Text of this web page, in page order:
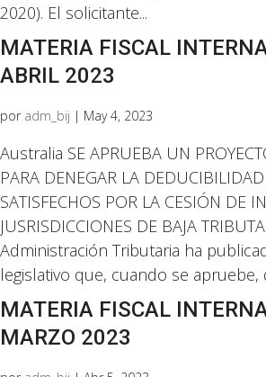
2020). El solicitante...
MATERIA FISCAL
ABRIL 2023
por adm_bij | May 4, 2023
Australia SE APRUEBA UN
PARA DENEGAR LA
SATISFECHOS POR LA CESIÓN DE
JUSRISDICCIONES DE BAJA
Administración Tributaria ha
legislativo que, cuando se apruebe,
MATERIA FISCAL
MARZO 2023